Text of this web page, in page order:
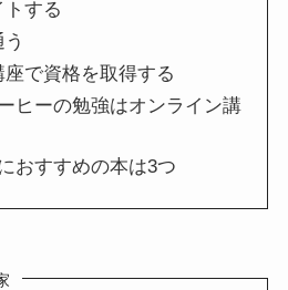
トする
で資格を取得する
ヒーの勉強はオンライン講
おすすめの本は3つ